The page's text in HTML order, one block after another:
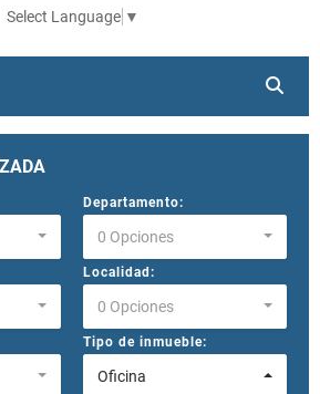
Select Language ▼
Departamento:
0 Opciones
Localidad:
0 Opciones
Tipo de inmueble:
Oficina